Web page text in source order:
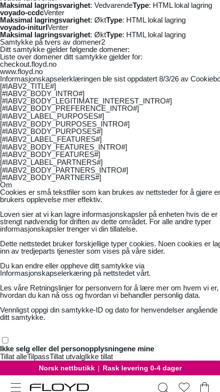
Maksimal lagringsvarighet: VedvarendeType: HTML lokal lagring
voyado-ccdcVenter
Maksimal lagringsvarighet: ØktType: HTML lokal lagring
voyado-initurlVenter
Maksimal lagringsvarighet: ØktType: HTML lokal lagring
Samtykke på tvers av domener2
Ditt samtykke gjelder følgende domener:
Liste over domener ditt samtykke gjelder for:
checkout.floyd.no
www.floyd.no
Informasjonskapselerklæringen ble sist oppdatert 8/3/26 av
[#IABV2_TITLE#]
[#IABV2_BODY_INTRO#]
[#IABV2_BODY_LEGITIMATE_INTEREST_INTRO#]
[#IABV2_BODY_PREFERENCE_INTRO#]
[#IABV2_LABEL_PURPOSES#]
[#IABV2_BODY_PURPOSES_INTRO#]
[#IABV2_BODY_PURPOSES#]
[#IABV2_LABEL_FEATURES#]
[#IABV2_BODY_FEATURES_INTRO#]
[#IABV2_BODY_FEATURES#]
[#IABV2_LABEL_PARTNERS#]
[#IABV2_BODY_PARTNERS_INTRO#]
[#IABV2_BODY_PARTNERS#]
Om
Cookies er små tekstfiler som kan brukes av nettsteder for å gjøre
brukers opplevelse mer effektiv.
Loven sier at vi kan lagre informasjonskapsler på enheten hvis de er
strengt nødvendig for driften av dette området. For alle andre typer
informasjonskapsler trenger vi din tillatelse.
Dette nettstedet bruker forskjellige typer cookies. Noen cookies er
inn av tredjeparts tjenester som vises på våre sider.
Du kan endre eller oppheve ditt samtykke via
Informasjonskapselerkæring på nettstedet vårt.
Les våre Retningslinjer for personvern for å lære mer om hvem vi er,
hvordan du kan nå oss og hvordan vi behandler personlig data.
Vennligst oppgi din samtykke-ID og dato for henvendelser angående
ditt samtykke.
Ikke selg eller del personopplysningene mine
Tillat alleTilpassTillat utvalgIkke tillat
Norsk nettbutikk | Rask levering 0-4 dager